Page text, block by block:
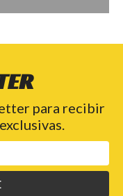
para recibir